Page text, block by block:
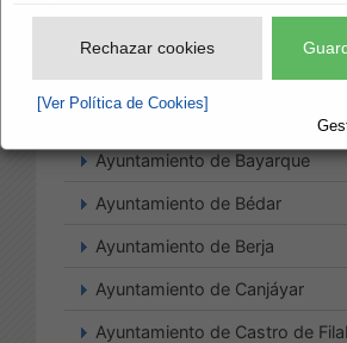
Rechazar cookies
[Ver Política de Cookies]
Ayuntamiento de Bayárcal
Ayuntamiento de Bayarque
Ayuntamiento de Bédar
Ayuntamiento de Berja
Ayuntamiento de Canjáyar
Ayuntamiento de Castro de